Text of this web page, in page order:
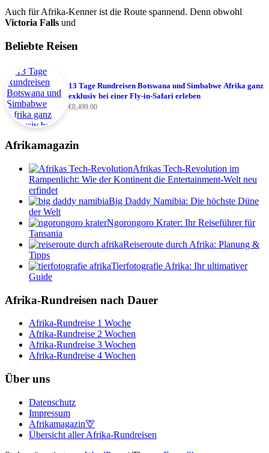
Auch für Afrika-Kenner ist die Route spannend. Denn obwohl
Victoria Falls und
Beliebte Reisen
13 Tage Rundreisen Botswana und Simbabwe Afrika ganz
exklusiv bei einer Fly-in-Safari erleben
€8,499.00
Afrikamagazin
Afrikas Tech-Revolution im
Rampenlicht: Wie der Kontinent die Entertainment-Welt neu
erfindet
Big Daddy Namibia: Die höchste Düne
der Welt
Ngorongoro Krater: Ihr Reiseführer für
Tansania
Reiseroute durch Afrika: Planung &
Tipps
Tierfotografie Afrika: Ihr ultimativer
Guide
Afrika-Rundreisen nach Dauer
Afrika-Rundreise 1 Woche
Afrika-Rundreise 2 Wochen
Afrika-Rundreise 3 Wochen
Afrika-Rundreise 4 Wochen
Über uns
Datenschutz
Impressum
Afrikamagazin🦒
Übersicht aller Afrika-Rundreisen